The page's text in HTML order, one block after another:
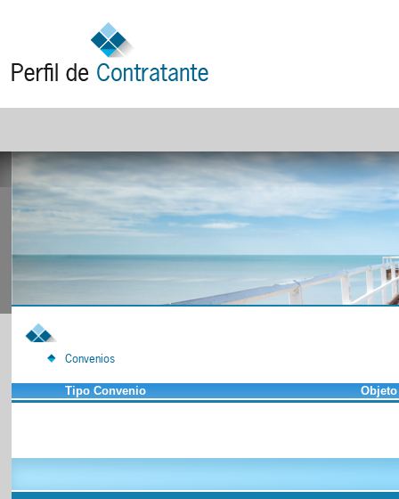
Convenios
Tipo Convenio Objeto